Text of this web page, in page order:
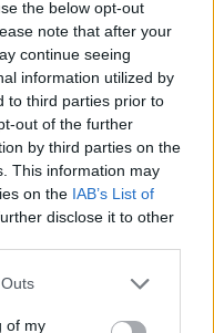
the below opt-out
note that after your
continue seeing
information utilized by
to third parties prior to
out of the further
by third parties on the
This information may
on the IAB’s List of
disclose it to other
one or more Google
You may click to
of my
αντίο στον Λάκη
λαούτο και
εμβληματική
Sir Ντέμης
στο Νόμπελ
της AI της Google
τροφοδότησε τις
τελευταίων 50